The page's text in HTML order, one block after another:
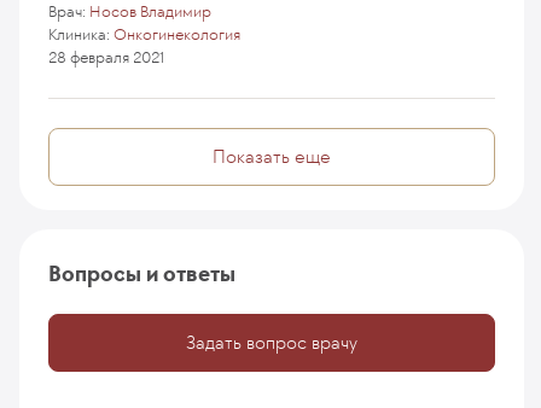
Клиника: Онкогинекология
Врач: Носов Владимир
28 февраля 2021
Показать еще
Вопросы и ответы
Задать вопрос врачу